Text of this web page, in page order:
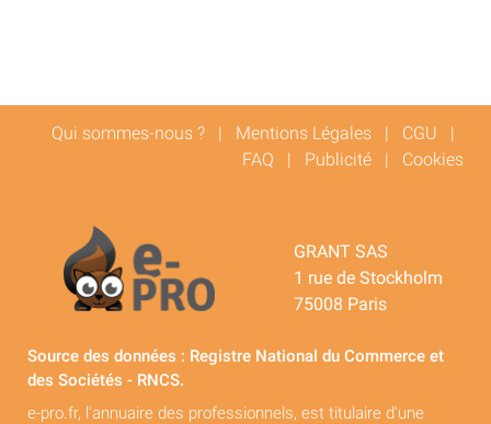
Qui sommes-nous ? | Mentions Légales | CGU |
FAQ | Publicité | Cookies
GRANT SAS
1 rue de Stockholm
75008 Paris
Source des données : Registre National du Commerce et
des Sociétés - RNCS.
e-pro.fr, l'annuaire des professionnels, est titulaire d'une